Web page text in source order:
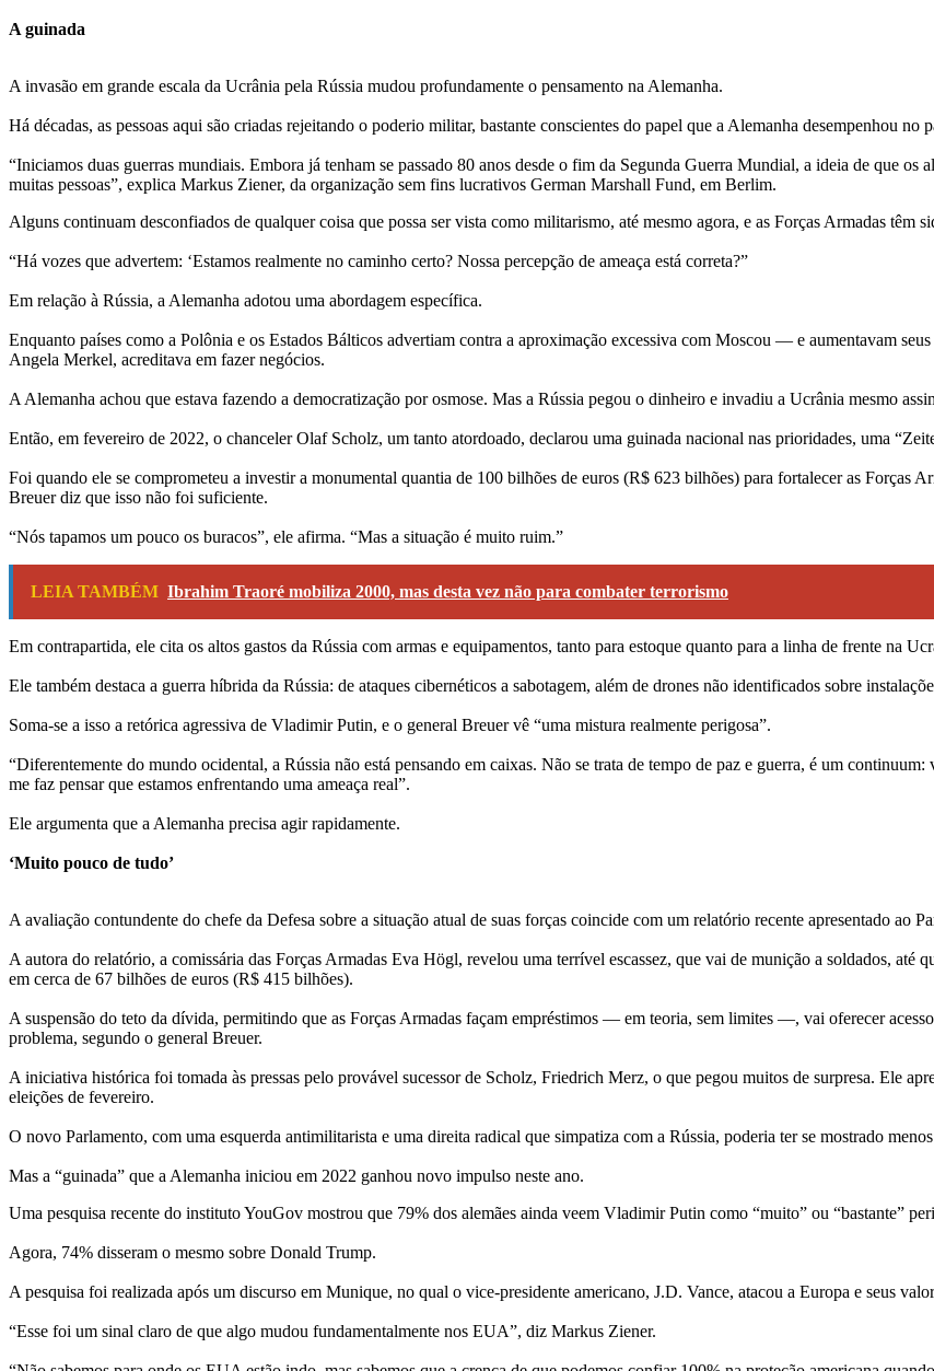
A guinada
A invasão em grande escala da Ucrânia pela Rússia mudou profundamente o pensamento na Alemanha.
Há décadas, as pessoas aqui são criadas rejeitando o poderio militar, bastante conscientes do papel que a Alemanha desempenhou no
“Iniciamos duas guerras mundiais. Embora já tenham se passado 80 anos desde o fim da Segunda Guerra Mundial, a ideia de que
muitas pessoas”, explica Markus Ziener, da organização sem fins lucrativos German Marshall Fund, em Berlim.
Alguns continuam desconfiados de qualquer coisa que possa ser vista como militarismo, até mesmo agora, e as Forças Armadas têm
“Há vozes que advertem: ‘Estamos realmente no caminho certo? Nossa percepção de ameaça está correta?”
Em relação à Rússia, a Alemanha adotou uma abordagem específica.
Enquanto países como a Polônia e os Estados Bálticos advertiam contra a aproximação excessiva com Moscou — e aumentavam
Angela Merkel, acreditava em fazer negócios.
A Alemanha achou que estava fazendo a democratização por osmose. Mas a Rússia pegou o dinheiro e invadiu a Ucrânia mesmo
Então, em fevereiro de 2022, o chanceler Olaf Scholz, um tanto atordoado, declarou uma guinada nacional nas prioridades, uma
Foi quando ele se comprometeu a investir a monumental quantia de 100 bilhões de euros (R$ 623 bilhões) para fortalecer as Forças
Breuer diz que isso não foi suficiente.
“Nós tapamos um pouco os buracos”, ele afirma. “Mas a situação é muito ruim.”
LEIA TAMBÉM Ibrahim Traoré mobiliza 2000, mas desta vez não para combater terrorismo
Em contrapartida, ele cita os altos gastos da Rússia com armas e equipamentos, tanto para estoque quanto para a linha de frente na
Ele também destaca a guerra híbrida da Rússia: de ataques cibernéticos a sabotagem, além de drones não identificados sobre
Soma-se a isso a retórica agressiva de Vladimir Putin, e o general Breuer vê “uma mistura realmente perigosa”.
“Diferentemente do mundo ocidental, a Rússia não está pensando em caixas. Não se trata de tempo de paz e guerra, é um
me faz pensar que estamos enfrentando uma ameaça real”.
Ele argumenta que a Alemanha precisa agir rapidamente.
‘Muito pouco de tudo’
A avaliação contundente do chefe da Defesa sobre a situação atual de suas forças coincide com um relatório recente apresentado ao
A autora do relatório, a comissária das Forças Armadas Eva Högl, revelou uma terrível escassez, que vai de munição a soldados, até
em cerca de 67 bilhões de euros (R$ 415 bilhões).
A suspensão do teto da dívida, permitindo que as Forças Armadas façam empréstimos — em teoria, sem limites —, vai oferecer
problema, segundo o general Breuer.
A iniciativa histórica foi tomada às pressas pelo provável sucessor de Scholz, Friedrich Merz, o que pegou muitos de surpresa. Ele
eleições de fevereiro.
O novo Parlamento, com uma esquerda antimilitarista e uma direita radical que simpatiza com a Rússia, poderia ter se mostrado
Mas a “guinada” que a Alemanha iniciou em 2022 ganhou novo impulso neste ano.
Uma pesquisa recente do instituto YouGov mostrou que 79% dos alemães ainda veem Vladimir Putin como “muito” ou “bastante”
Agora, 74% disseram o mesmo sobre Donald Trump.
A pesquisa foi realizada após um discurso em Munique, no qual o vice-presidente americano, J.D. Vance, atacou a Europa e seus
“Esse foi um sinal claro de que algo mudou fundamentalmente nos EUA”, diz Markus Ziener.